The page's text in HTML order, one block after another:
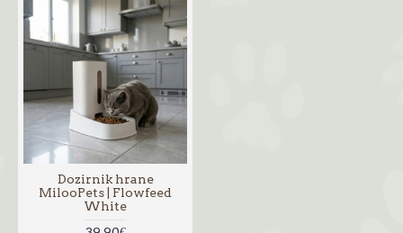
Dozirnik hrane
MilooPets | Flowfeed
White